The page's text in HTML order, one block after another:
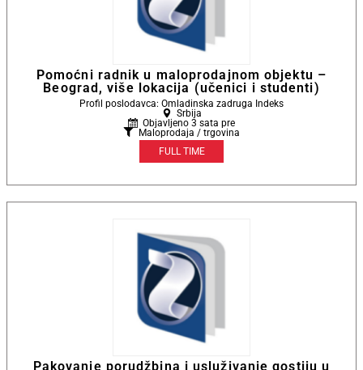
Pomoćni radnik u maloprodajnom objektu –
Beograd, više lokacija (učenici i studenti)
Profil poslodavca: Omladinska zadruga Indeks
Srbija
Objavljeno 3 sata pre
Maloprodaja / trgovina
FULL TIME
Pakovanje porudžbina i usluživanje gostiju u